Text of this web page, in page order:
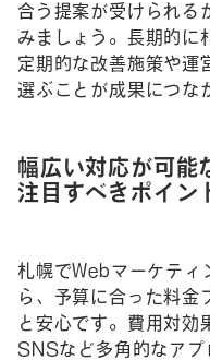
合う提案が受けられる
みましょう。長期的に
定期的な改善施策や運
選ぶことが成果につな
幅広い対応が可能
注目すべきポイン
札幌でWebマーケティ
ら、予算に合った料金
と安心です。費用対効
SNSなど多角的なアプ